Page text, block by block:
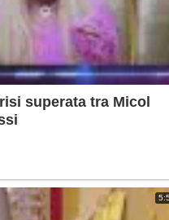
superata tra Micol